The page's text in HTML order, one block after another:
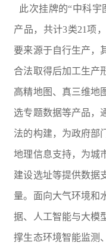
此次挂牌的“中科宇
产品，共计3类21项
要来源于自行生产，
合法取得后加工生产
高精地图、真三维地
选专题数据等产品，
法的构建，为政府部
地理信息支持，为城
建设选址等提供数据
量。面向大气环境和
据、人工智能与大模
撑生态环境智能监测